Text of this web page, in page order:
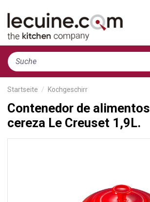
Startseite Kochgeschirr
Contenedor de alimentos
cereza Le Creuset 1,9L.